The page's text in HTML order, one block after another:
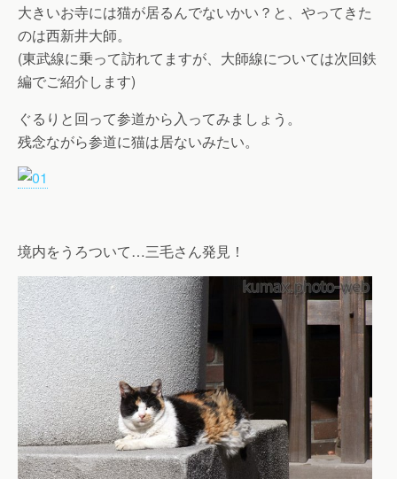
大きいお寺には猫が居るんでないかい？と、やってきた
のは西新井大師。
(東武線に乗って訪れてますが、大師線については次回鉄
編でご紹介します)
ぐるりと回って参道から入ってみましょう。
残念ながら参道に猫は居ないみたい。
境内をうろついて…三毛さん発見！